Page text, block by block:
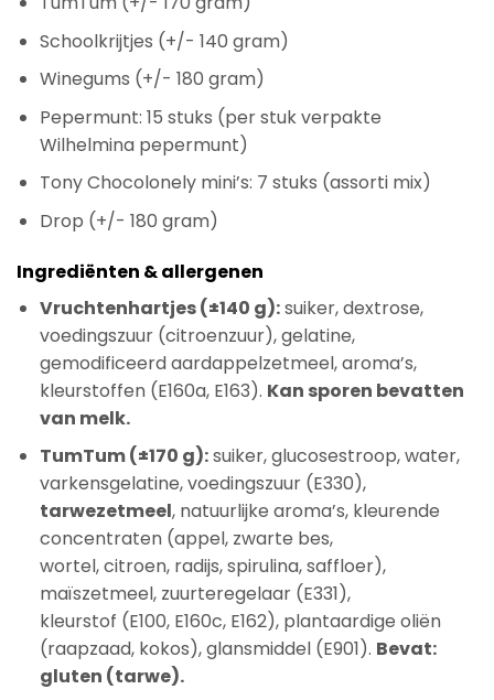
Schoolkrijtjes (+/- 140 gram)
Winegums (+/- 180 gram)
Pepermunt: 15 stuks (per stuk verpakte
Wilhelmina pepermunt)
Tony Chocolonely mini’s: 7 stuks (assorti mix)
Drop (+/- 180 gram)
Ingrediënten & allergenen
Vruchtenhartjes (±140 g):suiker, dextrose,
voedingszuur (citroenzuur), gelatine,
gemodificeerd aardappelzetmeel, aroma’s,
kleurstoffen (E160a, E163). Kan sporen bevatten
van melk.
TumTum (±170 g):suiker, glucosestroop, water,
varkensgelatine, voedingszuur (E330),
tarwezetmeel, natuurlijke aroma’s, kleurende
concentraten (appel, zwarte bes,
wortel, citroen, radijs, spirulina, saffloer),
maïszetmeel, zuurteregelaar (E331),
kleurstof (E100, E160c, E162), plantaardige oliën
(raapzaad, kokos), glansmiddel (E901). Bevat:
gluten (tarwe).